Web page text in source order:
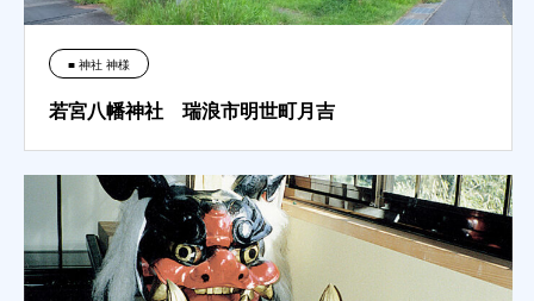
■ 神社 神様
若宮八幡神社 瑞浪市明世町月吉